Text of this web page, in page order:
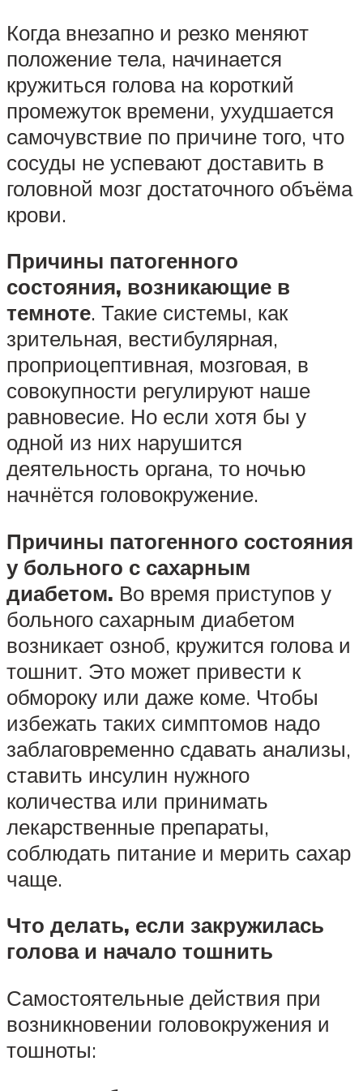
Когда внезапно и резко меняют
положение тела, начинается
кружиться голова на короткий
промежуток времени, ухудшается
самочувствие по причине того, что
сосуды не успевают доставить в
головной мозг достаточного объёма
крови.
Причины патогенного
состояния, возникающие в
темноте. Такие системы, как
зрительная, вестибулярная,
проприоцептивная, мозговая, в
совокупности регулируют наше
равновесие. Но если хотя бы у
одной из них нарушится
деятельность органа, то ночью
начнётся головокружение.
Причины патогенного состояния
у больного с сахарным
диабетом. Во время приступов у
больного сахарным диабетом
возникает озноб, кружится голова и
тошнит. Это может привести к
обмороку или даже коме. Чтобы
избежать таких симптомов надо
заблаговременно сдавать анализы,
ставить инсулин нужного
количества или принимать
лекарственные препараты,
соблюдать питание и мерить сахар
чаще.
Что делать, если закружилась
голова и начало тошнить
Самостоятельные действия при
возникновении головокружения и
тошноты: